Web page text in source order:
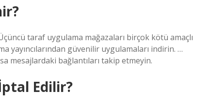
taraf uygulama mağazaları birçok kötü amaçlı
yayıncılarından güvenilir uygulamaları indirin. …
mesajlardaki bağlantıları takip etmeyin.
Edilir?